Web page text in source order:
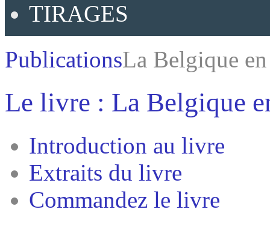
TIRAGES
PublicationsLa Belgique
Le livre : La Belgique
Introduction au livre
Extraits du livre
Commandez le livre